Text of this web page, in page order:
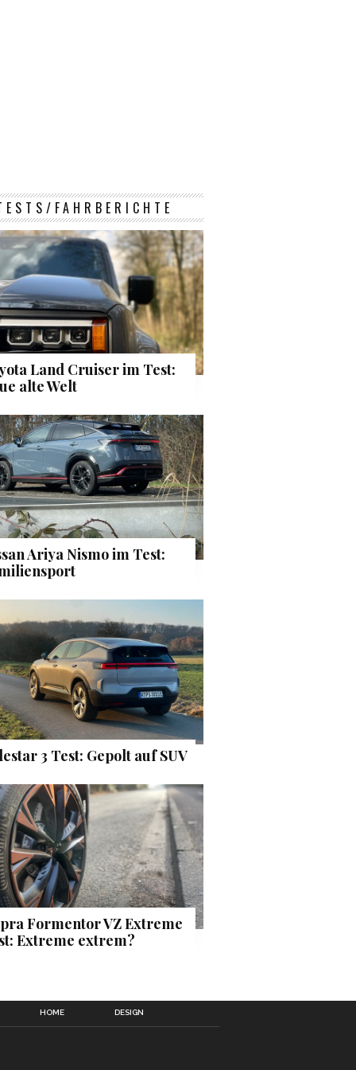
FAHRBERICHTE
Land Cruiser im Test:
alte Welt
Ariya Nismo im Test:
3 Test: Gepolt auf SUV
Formentor VZ Extreme
Extreme extrem?
HOME DESIGN